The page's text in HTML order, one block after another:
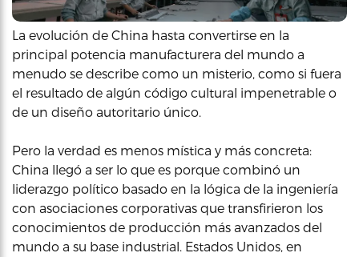
La evolución de China hasta convertirse en la
principal potencia manufacturera del mundo a
menudo se describe como un misterio, como si fuera
el resultado de algún código cultural impenetrable o
de un diseño autoritario único.
Pero la verdad es menos mística y más concreta:
China llegó a ser lo que es porque combinó un
liderazgo político basado en la lógica de la ingeniería
con asociaciones corporativas que transfirieron los
conocimientos de producción más avanzados del
mundo a su base industrial. Estados Unidos, en